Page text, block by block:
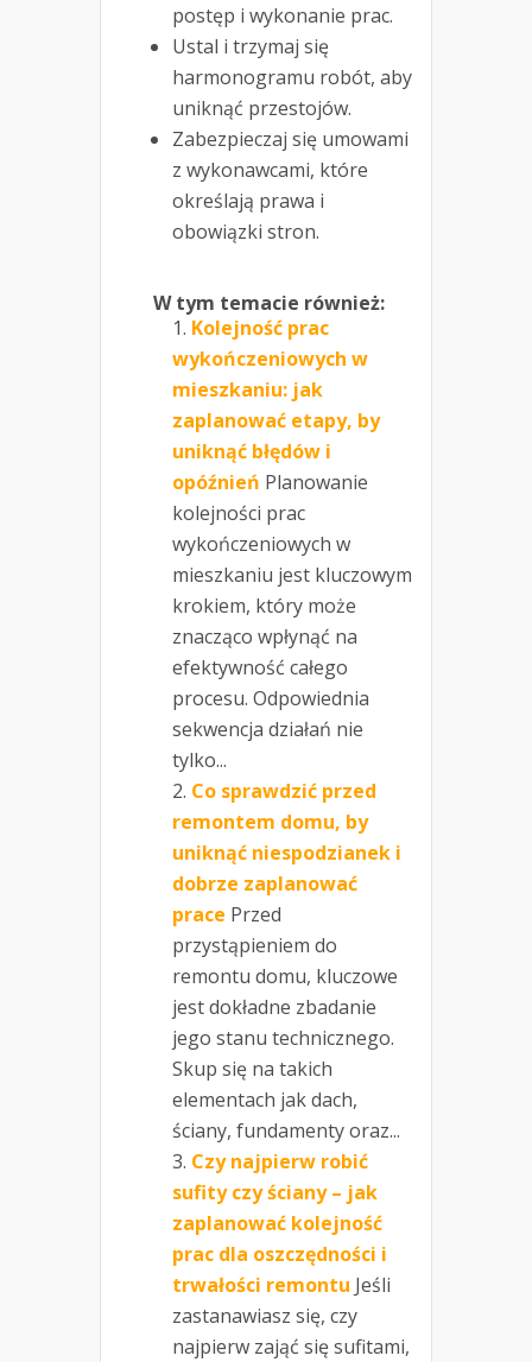
postęp i wykonanie prac.
Ustal i trzymaj się
harmonogramu robót, aby
uniknąć przestojów.
Zabezpieczaj się umowami
z wykonawcami, które
określają prawa i
obowiązki stron.
W tym temacie również:
Kolejność prac
wykończeniowych w
mieszkaniu: jak
zaplanować etapy, by
uniknąć błędów i
opóźnień Planowanie
kolejności prac
wykończeniowych w
mieszkaniu jest kluczowym
krokiem, który może
znacząco wpłynąć na
efektywność całego
procesu. Odpowiednia
sekwencja działań nie
tylko...
Co sprawdzić przed
remontem domu, by
uniknąć niespodzianek i
dobrze zaplanować
prace Przed
przystąpieniem do
remontu domu, kluczowe
jest dokładne zbadanie
jego stanu technicznego.
Skup się na takich
elementach jak dach,
ściany, fundamenty oraz...
Czy najpierw robić
sufity czy ściany – jak
zaplanować kolejność
prac dla oszczędności i
trwałości remontu Jeśli
zastanawiasz się, czy
najpierw zająć się sufitami,